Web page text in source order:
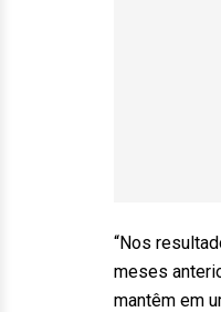
“Nos
meses
mantêm em